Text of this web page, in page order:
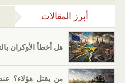
أبرز المقالات (علامة
هل أخطأ الأوكران
من يقتل هؤلاء؟